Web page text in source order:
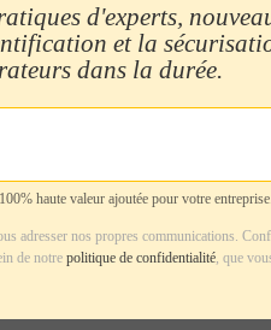
d'experts,
et la
dans la durée.
haute valeur ajoutée pour votre entreprise.
adresser nos propres communications.
de notre politique de confidentialité, que